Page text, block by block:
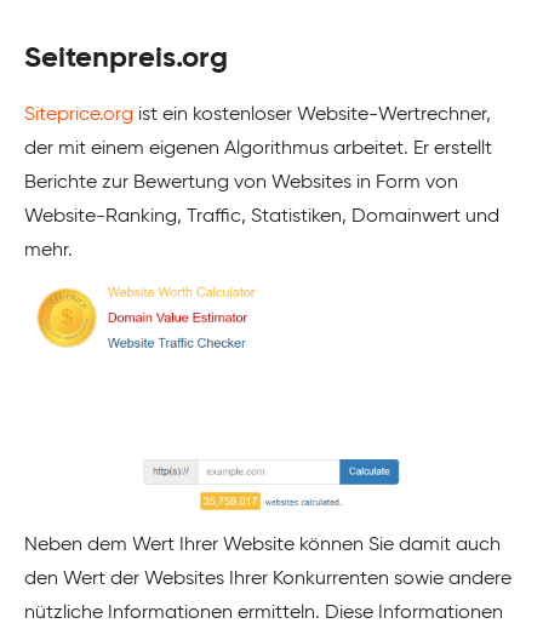
Seitenpreis.org
Siteprice.org ist ein kostenloser Website-Wertrechner,
der mit einem eigenen Algorithmus arbeitet. Er erstellt
Berichte zur Bewertung von Websites in Form von
Website-Ranking, Traffic, Statistiken, Domainwert und
mehr.
Neben dem Wert Ihrer Website können Sie damit auch
den Wert der Websites Ihrer Konkurrenten sowie andere
nützliche Informationen ermitteln. Diese Informationen